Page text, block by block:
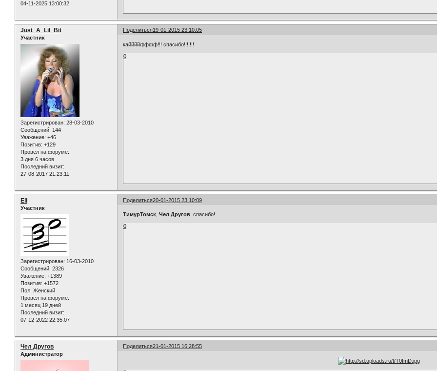
04-11-2025 13:00:32
Поделиться19-01-2015 23:10:05
Just_A_Lil_Bit
Участник
Зарегистрирован: 28-03-2010
Сообщений: 144
Уважение: +46
Позитив: +129
Провел на форуме:
3 дня 6 часов
Последний визит:
27-08-2017 21:23:11
каййййфффф!!! спасибо!!!!!!!
0
Поделиться20-01-2015 23:10:09
Eli
Участник
Зарегистрирован: 16-03-2010
Сообщений: 2326
Уважение: +1389
Позитив: +1572
Пол: Женский
Провел на форуме:
1 месяц 19 дней
Последний визит:
07-12-2022 22:35:07
ТимурТомск ,Чел Другов , спасибо!
0
Поделиться21-01-2015 16:28:55
Чел Другов
Администратор